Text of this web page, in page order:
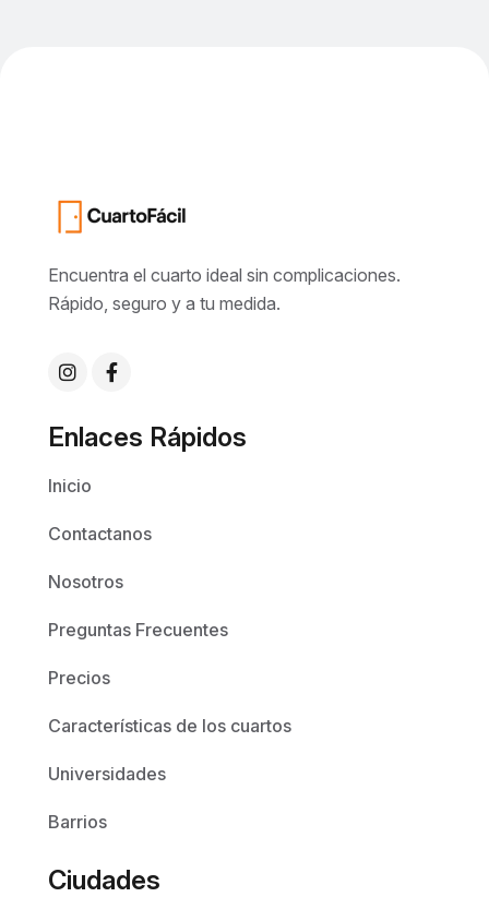
Encuentra el cuarto ideal sin complicaciones.
Rápido, seguro y a tu medida.
Enlaces Rápidos
Inicio
Contactanos
Nosotros
Preguntas Frecuentes
Precios
Características de los cuartos
Universidades
Barrios
Ciudades